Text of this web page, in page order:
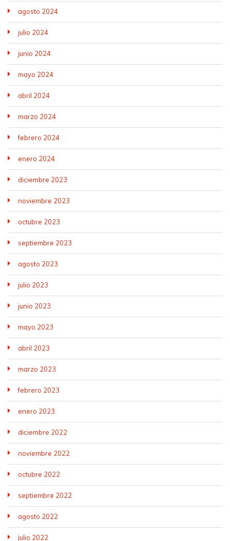
agosto 2024
julio 2024
junio 2024
mayo 2024
abril 2024
marzo 2024
febrero 2024
enero 2024
diciembre 2023
noviembre 2023
octubre 2023
septiembre 2023
agosto 2023
julio 2023
junio 2023
mayo 2023
abril 2023
marzo 2023
febrero 2023
enero 2023
diciembre 2022
noviembre 2022
octubre 2022
septiembre 2022
agosto 2022
julio 2022